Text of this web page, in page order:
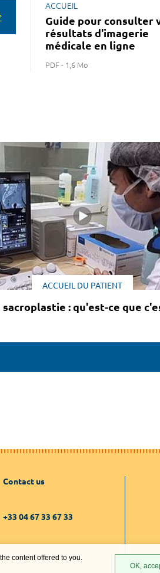
content offered to you.
OK,
ACCUEIL
Guide pour consulter
résultats d'imagerie
médicale en ligne
PDF - 1,6 Mo
ACCUEIL DU PATIENT
sacroplastie : qu'est-ce que
Contact us
+33 04 67 33 67 33